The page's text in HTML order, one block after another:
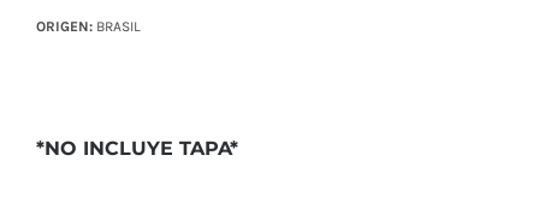
ORIGEN: BRASIL
*NO INCLUYE TAPA*